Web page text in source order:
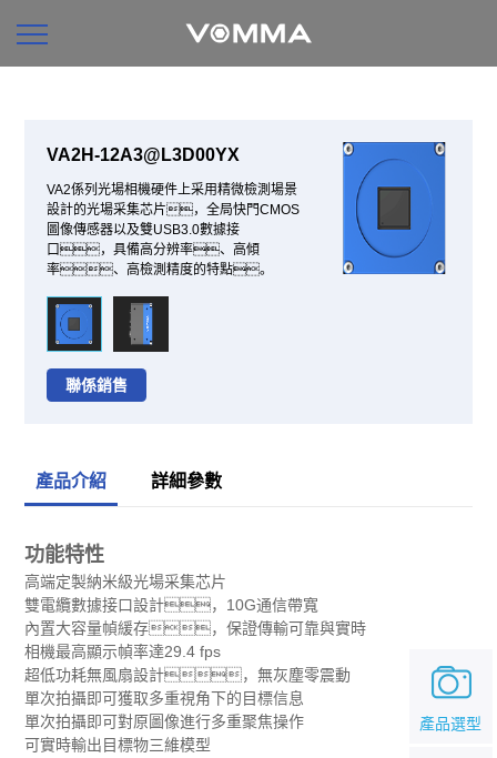
VA2H-12A3@L3D00YX
VA2係列光場相機硬件上采用精微檢測場景
設計的光場采集芯片，全局快門CMOS
圖像傳感器以及雙USB3.0數據接
口，具備高分辨率、高傾
率、高檢測精度的特點。
聯係銷售
產品介紹 詳細參數
功能特性
高端定製納米級光場采集芯片
雙電纜數據接口設計，10G通信帶寬
內置大容量幀緩存，保證傳輸可靠與實時
相機最高顯示幀率達29.4 fps
超低功耗無風扇設計，無灰塵零震動
單次拍攝即可獲取多重視角下的目標信息
單次拍攝即可對原圖像進行多重聚焦操作
可實時輸出目標物三維模型
產品選型